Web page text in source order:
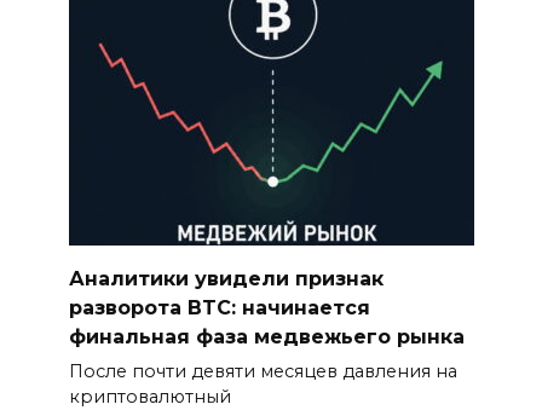
Аналитики увидели признак
разворота BTC: начинается
финальная фаза медвежьего рынка
После почти девяти месяцев давления на
криптовалютный